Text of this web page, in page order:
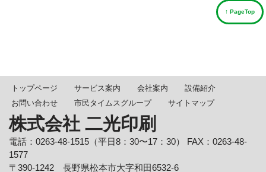
↑ PageTop
トップページ サービス案内 会社案内
設備紹介
お問い合わせ
市民タイムスグループ サイトマップ
株式会社 二光印刷
電話：0263-48-1515（平日8：30〜17：30） FAX：0263-48-
1577
〒390-1242 長野県松本市大字和田6532-6